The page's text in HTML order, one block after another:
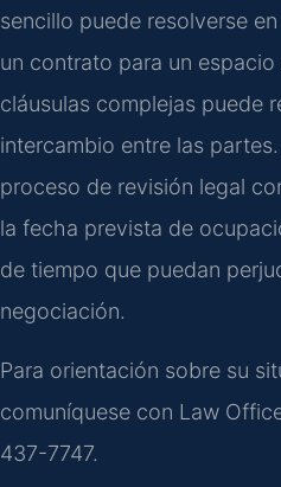
sencillo puede resolverse
un contrato para un
cláusulas complejas puede
intercambio entre las
proceso de revisión legal
la fecha prevista de
de tiempo que puedan
negociación.
Para orientación sobre su
comuníquese con Law
437-7747.